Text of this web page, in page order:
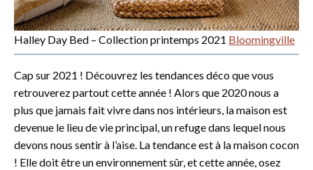
Halley Day Bed – Collection printemps 2021 Bloomingville
Cap sur 2021 ! Découvrez les tendances déco que vous
retrouverez partout cette année ! Alors que 2020 nous a
plus que jamais fait vivre dans nos intérieurs, la maison est
devenue le lieu de vie principal, un refuge dans lequel nous
devons nous sentir à l’aise. La tendance est à la maison cocon
! Elle doit être un environnement sûr, et cette année, osez